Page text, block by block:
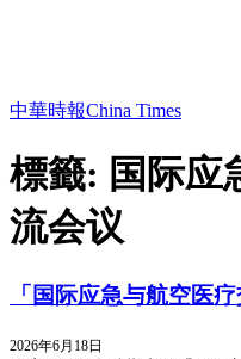
中華時報China Times
標籤: 国际应
流会议
「国际应急与航空医
2026年6月18日